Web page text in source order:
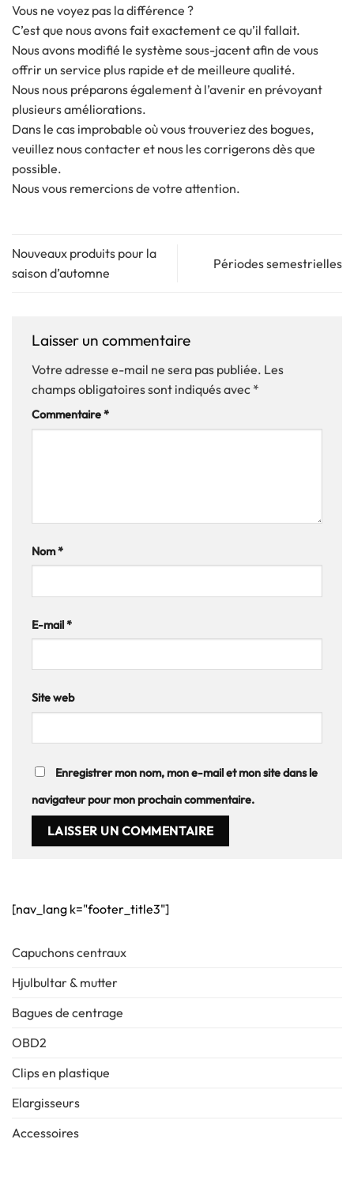
Vous ne voyez pas la différence ?
C’est que nous avons fait exactement ce qu’il fallait.
Nous avons modifié le système sous-jacent afin de vous
offrir un service plus rapide et de meilleure qualité.
Nous nous préparons également à l’avenir en prévoyant
plusieurs améliorations.
Dans le cas improbable où vous trouveriez des bogues,
veuillez nous contacter et nous les corrigerons dès que
possible.
Nous vous remercions de votre attention.
Nouveaux produits pour la
saison d’automne
Périodes semestrielles
Laisser un commentaire
Votre adresse e-mail ne sera pas publiée. Les
champs obligatoires sont indiqués avec *
Commentaire*
Nom*
E-mail*
Site web
Enregistrer mon nom, mon e-mail et mon site dans le
navigateur pour mon prochain commentaire.
[nav_lang k="footer_title3"]
Capuchons centraux
Hjulbultar & mutter
Bagues de centrage
OBD2
Clips en plastique
Elargisseurs
Accessoires